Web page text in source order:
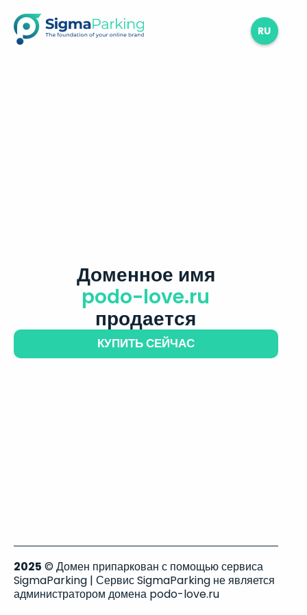
RU
Доменное имя
podo-love.ru
продается
КУПИТЬ СЕЙЧАС
2025 © Домен припаркован с помощью сервиса
SigmaParking | Сервис SigmaParking не является
администратором домена podo-love.ru